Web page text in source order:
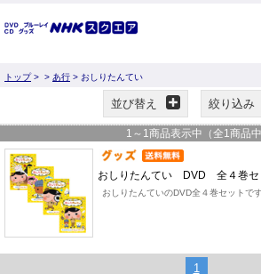
トップ> > あ行 > おしりたんてい
並び替え 絞り込み
1 ～ 1 商品表示中（全1 商品中
おしりたんてい DVD 全４巻セ
おしりたんていのDVD全４巻セットで
1